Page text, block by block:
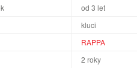
od 3 let
kluci
RAPPA
2 roky